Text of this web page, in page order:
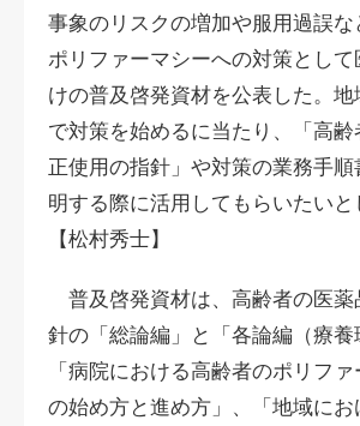
事象のリスクの増加や服用過誤な
ポリファーマシーへの対策として
けの普及啓発資材を公表した。
で対策を始めるに当たり、「高齢
正使用の指針」や対策の業務手
明する際に活用してもらいたいと
【松村秀士】
普及啓発資材は、高齢者の医薬
針の「総論編」と「各論編（療養
「病院における高齢者のポリフ
の始め方と進め方」、「地域に